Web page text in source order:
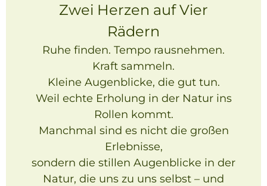
Zwei Herzen auf Vier
Rädern
Ruhe finden. Tempo rausnehmen.
Kraft sammeln.
Kleine Augenblicke, die gut tun.
Weil echte Erholung in der Natur ins
Rollen kommt.
Manchmal sind es nicht die großen
Erlebnisse,
sondern die stillen Augenblicke in der
Natur, die uns zu uns selbst – und